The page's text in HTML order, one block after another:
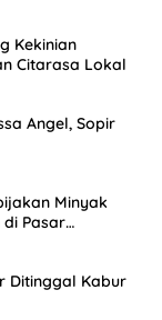
Kekinian
Citarasa Lokal
Angel, Sopir
Minyak
Pasar
Ditinggal Kabur